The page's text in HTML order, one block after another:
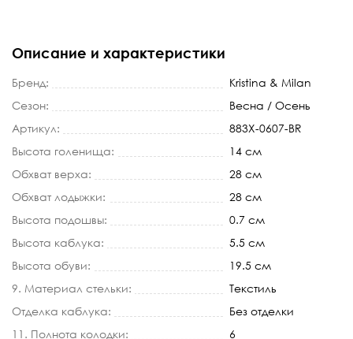
Описание и характеристики
Бренд:
Kristina & Milan
Сезон:
Весна / Осень
Артикул:
883X-0607-BR
Высота голенища:
14 см
Обхват верха:
28 см
Обхват лодыжки:
28 см
Высота подошвы:
0.7 см
Высота каблука:
5.5 см
Высота обуви:
19.5 см
9. Материал стельки:
Текстиль
Отделка каблука:
Без отделки
11. Полнота колодки:
6